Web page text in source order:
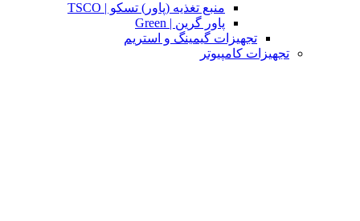
منبع تغذیه (پاور) تسکو | TSCO
پاور گرین | Green
تجهیزات گیمینگ و استریم
تجهیزات کامپیوتر